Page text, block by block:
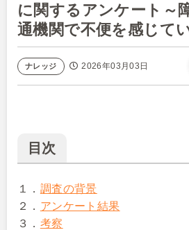
ナレッジ 2026年03月03日
に関するアンケート～
通機関で不便を感じて
目次
１． 調査の背景
２． アンケート結果
３． 考察